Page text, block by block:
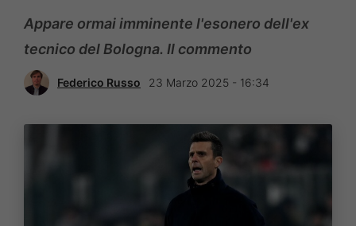
Appare ormai imminente l'esonero dell'ex
tecnico del Bologna. Il commento
Federico Russo 23 Marzo 2025 - 16:34